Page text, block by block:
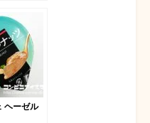
ヘーゼル